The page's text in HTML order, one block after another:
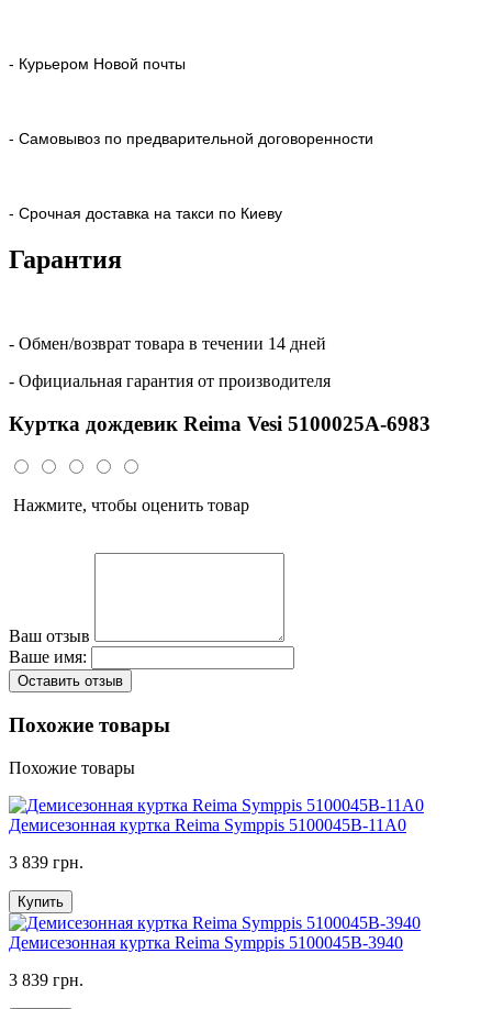
- Курьером Новой почты
- Самовывоз по предварительной договоренности
- Срочная доставка на такси по Киеву
Гарантия
- Обмен/возврат товара в течении 14 дней
- Официальная гарантия от производителя
Куртка дождевик Reimа Vesi 5100025A-6983
Нажмите, чтобы оценить товар
Ваш отзыв
Ваше имя:
Оставить отзыв
Похожие товары
Похожие товары
Демисезонная куртка Reima Symppis 5100045B-11A0
3 839 грн.
Купить
Демисезонная куртка Reima Symppis 5100045B-3940
3 839 грн.